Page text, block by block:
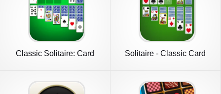
Classic Solitaire: Card
Solitaire - Classic Card